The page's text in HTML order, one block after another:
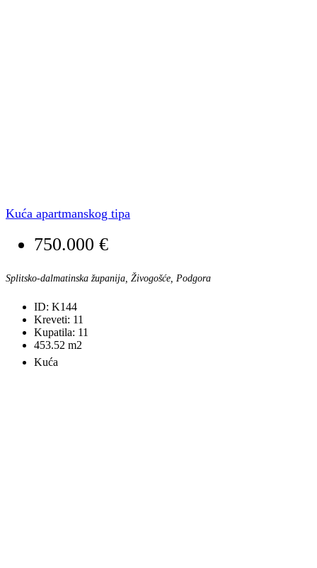
Kuća apartmanskog tipa
750.000 €
Splitsko-dalmatinska županija, Živogošće, Podgora
ID: K144
Kreveti: 11
Kupatila: 11
453.52 m2
Kuća